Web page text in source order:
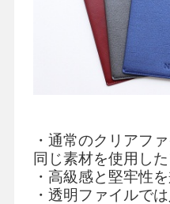
・ 通常のクリアフ
同じ素材を使用し
・高級感と堅牢性
・透明ファイルで